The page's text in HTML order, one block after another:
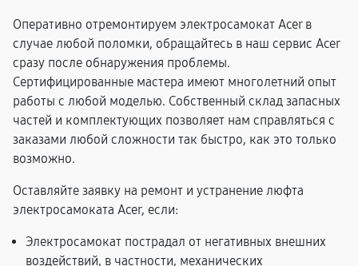
Оперативно отремонтируем электросамокат Acer в
случае любой поломки, обращайтесь в наш сервис Acer
сразу после обнаружения проблемы.
Сертифицированные мастера имеют многолетний опыт
работы с любой моделью. Собственный склад запасных
частей и комплектующих позволяет нам справляться с
заказами любой сложности так быстро, как это только
возможно.
Оставляйте заявку на ремонт и устранение люфта
электросамоката Acer, если:
Электросамокат пострадал от негативных внешних
воздействий, в частности, механических